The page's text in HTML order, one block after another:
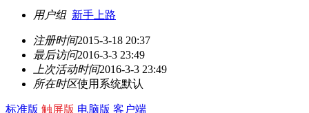
用户组 新手上路
注册时间2015-3-18 20:37
最后访问2016-3-3 23:49
上次活动时间2016-3-3 23:49
所在时区使用系统默认
标准版 触屏版 电脑版 客户端